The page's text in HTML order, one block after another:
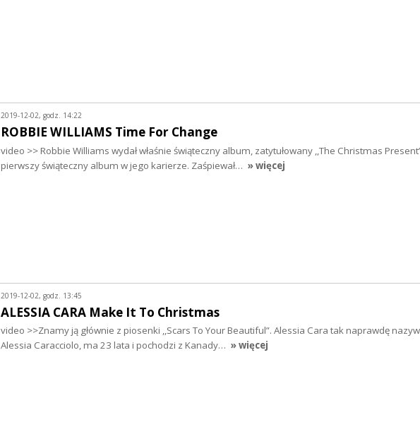
2019-12-02, godz. 14:22
ROBBIE WILLIAMS Time For Change
video >> Robbie Williams wydał właśnie świąteczny album, zatytułowany ,,The Christmas
pierwszy świąteczny album w jego karierze. Zaśpiewał… » więcej
2019-12-02, godz. 13:45
ALESSIA CARA Make It To Christmas
video >>Znamy ją głównie z piosenki ,,Scars To Your Beautiful”. Alessia Cara tak naprawdę
Alessia Caracciolo, ma 23 lata i pochodzi z Kanady… » więcej